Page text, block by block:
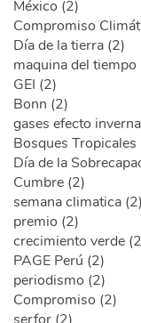
México (2)
Compromiso
Día de la tierra (2)
maquina del tiempo
GEI (2)
Bonn (2)
gases efecto
Bosques Tropicales
Día de la
Cumbre (2)
semana climatica (2)
premio (2)
crecimiento verde
PAGE Perú (2)
periodismo (2)
Compromiso (2)